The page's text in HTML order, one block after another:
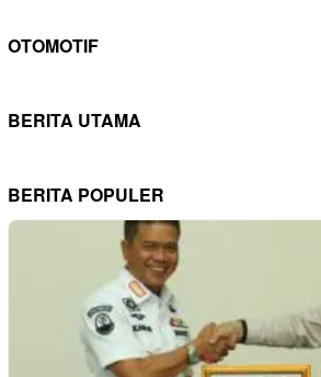
OTOMOTIF
BERITA UTAMA
BERITA POPULER